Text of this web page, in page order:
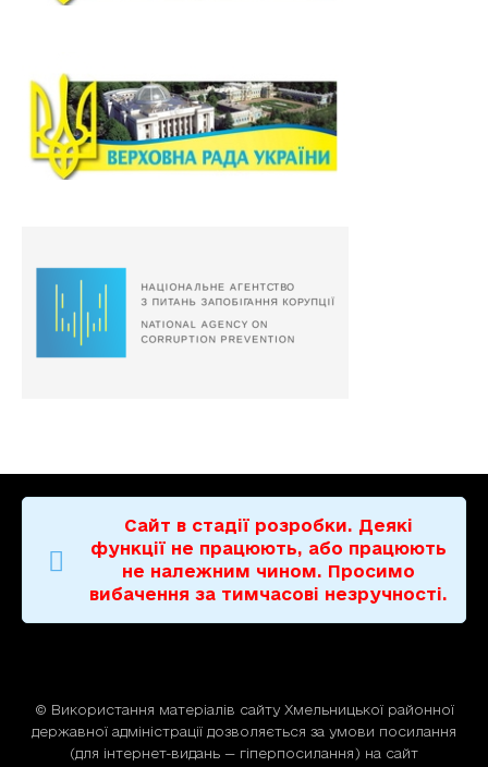
Сайт в стадії розробки. Деякі
функції не працюють, або працюють
не належним чином. Просимо
вибачення за тимчасові незручності.
© Використання матерiалiв сайту Хмельницької районної
державної адміністрації дозволяється за умови посилання
(для iнтернет-видань — гiперпосилання) на сайт